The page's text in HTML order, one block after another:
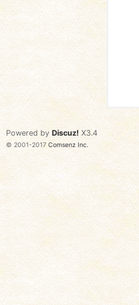
会
Powered by Discuz! X3.4
© 2001-2017 Comsenz Inc.